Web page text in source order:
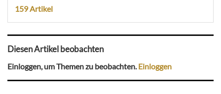
159 Artikel
Diesen Artikel beobachten
Einloggen, um Themen zu beobachten.Einloggen